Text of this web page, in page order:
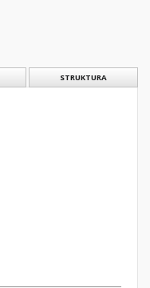
STRUKTURA